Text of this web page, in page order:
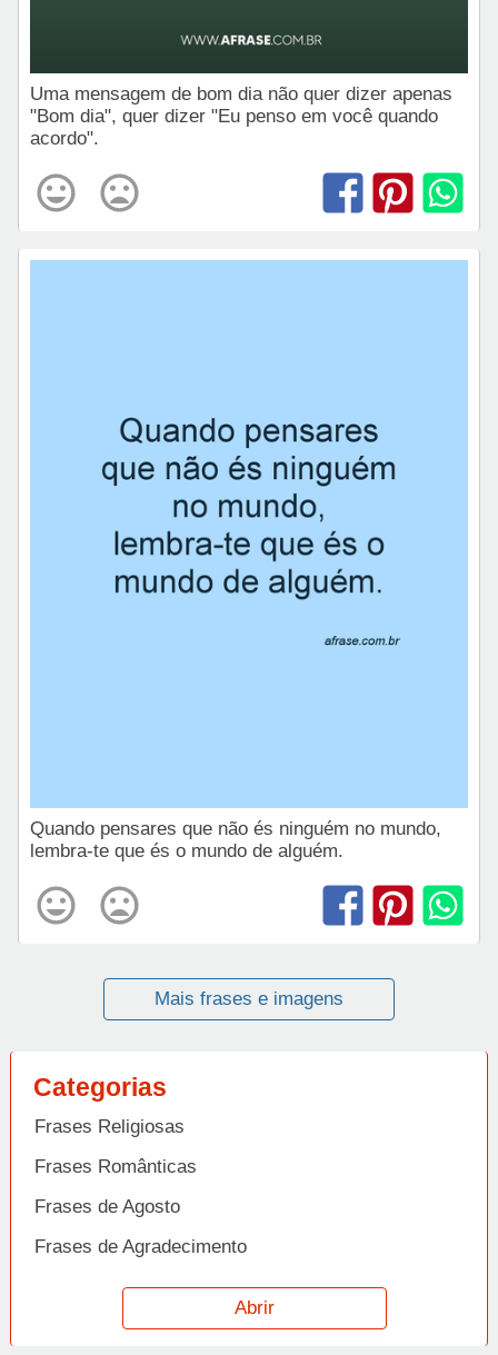
Uma mensagem de bom dia não quer dizer apenas
"Bom dia", quer dizer "Eu penso em você quando
acordo".
Quando pensares que não és ninguém no mundo,
lembra-te que és o mundo de alguém.
Mais frases e imagens
Categorias
Frases Religiosas
Frases Românticas
Frases de Agosto
Frases de Agradecimento
Frases de Amizade
Frases de Amor
Abrir